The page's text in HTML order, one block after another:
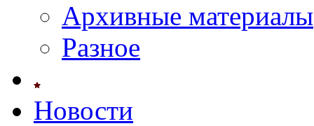
Архивные материалы
Разное
Новости